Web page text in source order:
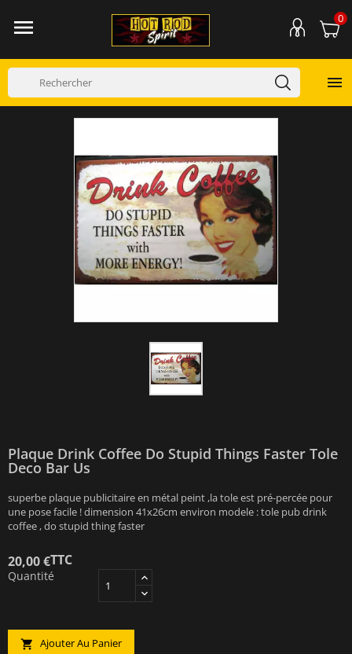
 0

Plaque Drink Coffee Do Stupid Things Faster Tole
Deco Bar Us
superbe plaque publicitaire en métal peint ,la tole est pré-percée pour
une pose facile ! dimension 41x26cm environ modele : tole pub drink
coffee , do stupid thing faster
20,00 €TTC
Quantité
 Ajouter Au Panier